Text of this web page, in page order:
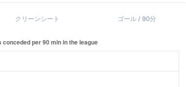
クリーンシート ゴール / 90分